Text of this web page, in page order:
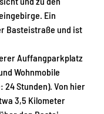
Ein
Basteistraße und ist
Auffangparkplatz
Wohnmobile
24 Stunden). Von hier
3,5 Kilometer